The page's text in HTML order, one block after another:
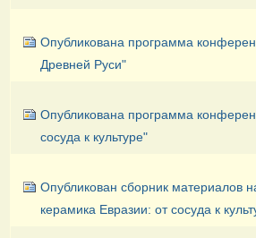
Опубликована программа
Древней Руси"
Опубликована программа
сосуда к культуре"
Опубликован сборник материалов
керамика Евразии: от сосуда к